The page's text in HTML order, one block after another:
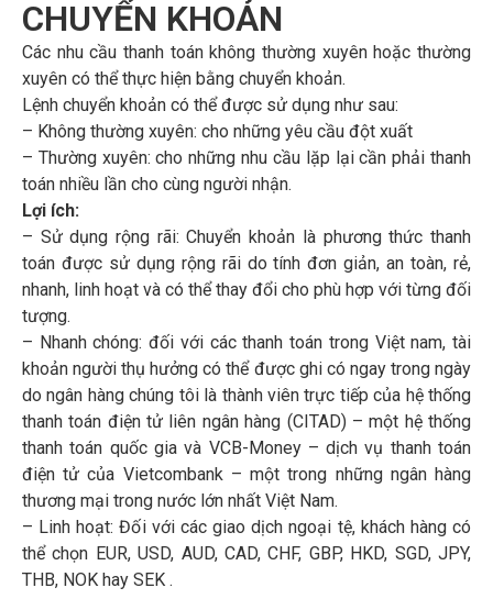
Biểu Phí
Biểu Mẫu
Tin Tức & Báo
Chí
Tuyển Dụng
Liên Hệ
BPCE International
Groupe BPCE
hàng Tài chính
CHUYỂN KHOẢN
Các nhu cầu thanh toán không thường xuyên hoặc thường
xuyên có thể thực hiện bằng chuyển khoản.
Lệnh chuyển khoản có thể được sử dụng như sau:
– Không thường xuyên: cho những yêu cầu đột xuất
– Thường xuyên: cho những nhu cầu lặp lại cần phải thanh
toán nhiều lần cho cùng người nhận.
Lợi ích:
– Sử dụng rộng rãi: Chuyển khoản là phương thức thanh
toán được sử dụng rộng rãi do tính đơn giản, an toàn, rẻ,
nhanh, linh hoạt và có thể thay đổi cho phù hợp với từng đối
tượng.
– Nhanh chóng: đối với các thanh toán trong Việt nam, tài
khoản người thụ hưởng có thể được ghi có ngay trong ngày
do ngân hàng chúng tôi là thành viên trực tiếp của hệ thống
thanh toán điện tử liên ngân hàng (CITAD) – một hệ thống
thanh toán quốc gia và VCB-Money – dịch vụ thanh toán
điện tử của Vietcombank – một trong những ngân hàng
thương mại trong nước lớn nhất Việt Nam.
– Linh hoạt: Đối với các giao dịch ngoại tệ, khách hàng có
thể chọn EUR, USD, AUD, CAD, CHF, GBP, HKD, SGD, JPY,
THB, NOK hay SEK .